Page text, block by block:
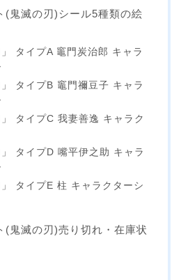
(鬼滅の刃)シール5種類の絵
タイプA 竈門炭治郎 キャラ
タイプB 竈門禰豆子 キャラ
タイプC 我妻善逸 キャラク
タイプD 嘴平伊之助 キャラ
タイプE 柱 キャラクターシ
(鬼滅の刃)売り切れ・在庫状